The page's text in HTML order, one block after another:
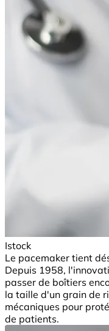
Istock
Le pacemaker tient
Depuis 1958,
passer de boîtiers
la taille d'un grain de
mécaniques pour
de patients.